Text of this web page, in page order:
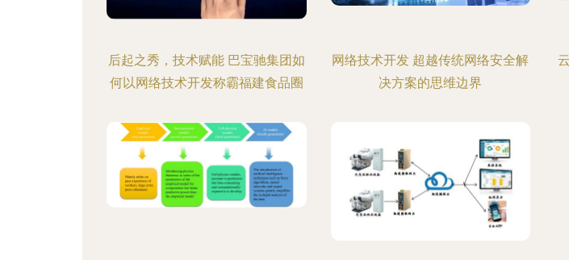
后起之秀，技术赋能 巴宝驰集团如
何以网络技术开发称霸福建食品圈
网络技术开发 超越传统网络安全解
决方案的思维边界